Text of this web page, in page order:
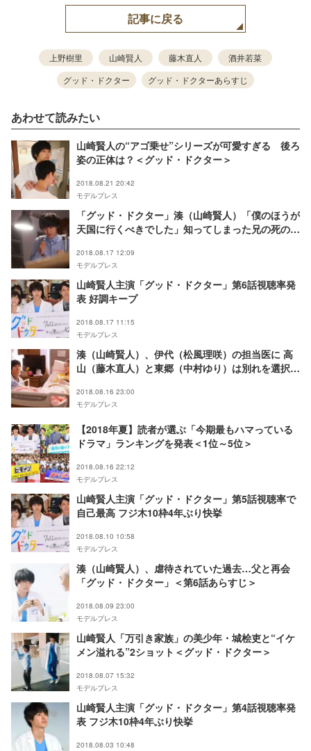
記事に戻る
上野樹里 山崎賢人 藤木直人
酒井若菜
グッド・ドクター
グッド・ドクターあらすじ
あわせて読みたい
山崎賢人の“アゴ乗せ”シリーズが可愛すぎる 後ろ
姿の正体は？＜グッド・ドクター＞
2018.08.21 20:42
モデルプレス
「グッド・ドクター」湊（山崎賢人）「僕のほうが
天国に行くべきでした」知ってしまった兄の死の真
2018.08.17 12:09
モデルプレス
山崎賢人主演「グッド・ドクター」第6話視聴率発
表 好調キープ
2018.08.17 11:15
モデルプレス
湊（山崎賢人）、伊代（松風理咲）の担当医に 高
山（藤木直人）と東郷（中村ゆり）は別れを選択
2018.08.16 23:00
モデルプレス
【2018年夏】読者が選ぶ「今期最もハマっている
ドラマ」ランキングを発表＜1位～5位＞
2018.08.16 22:12
モデルプレス
山崎賢人主演「グッド・ドクター」第5話視聴率で
自己最高 フジ木10枠4年ぶり快挙
2018.08.10 10:58
モデルプレス
湊（山崎賢人）、虐待されていた過去…父と再会
「グッド・ドクター」＜第6話あらすじ＞
2018.08.09 23:00
モデルプレス
山崎賢人「万引き家族」の美少年・城桧吏と“イケ
メン溢れる”2ショット＜グッド・ドクター＞
2018.08.07 15:32
モデルプレス
山崎賢人主演「グッド・ドクター」第4話視聴率発
表 フジ木10枠4年ぶり快挙
2018.08.03 10:48